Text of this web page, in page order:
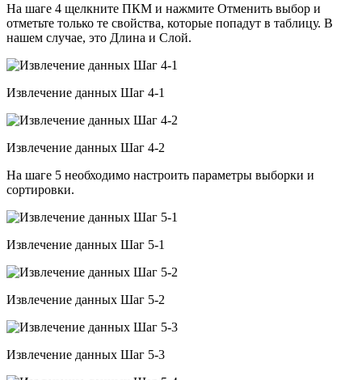
На шаге 4 щелкните ПКМ и нажмите Отменить выбор и
отметьте только те свойства, которые попадут в таблицу. В
нашем случае, это Длина и Слой.
Извлечение данных Шаг 4-1
Извлечение данных Шаг 4-2
На шаге 5 необходимо настроить параметры выборки и
сортировки.
Извлечение данных Шаг 5-1
Извлечение данных Шаг 5-2
Извлечение данных Шаг 5-3